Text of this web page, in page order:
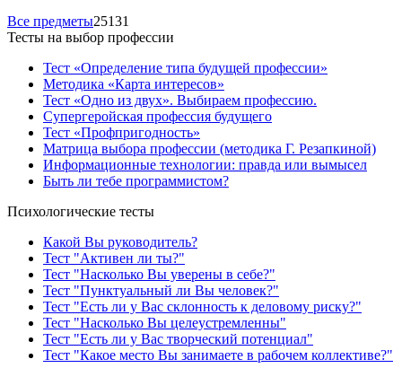
Все предметы25131
Тесты на выбор профессии
Тест «Определение типа будущей профессии»
Методика «Карта интересов»
Тест «Одно из двух». Выбираем профессию.
Супергеройская профессия будущего
Тест «Профпригодность»
Матрица выбора профессии (методика Г. Резапкиной)
Информационные технологии: правда или вымысел
Быть ли тебе программистом?
Психологические тесты
Какой Вы руководитель?
Тест "Активен ли ты?"
Тест "Насколько Вы уверены в себе?"
Тест "Пунктуальный ли Вы человек?"
Тест "Есть ли у Вас склонность к деловому риску?"
Тест "Насколько Вы целеустремленны"
Тест "Есть ли у Вас творческий потенциал"
Тест "Какое место Вы занимаете в рабочем коллективе?"